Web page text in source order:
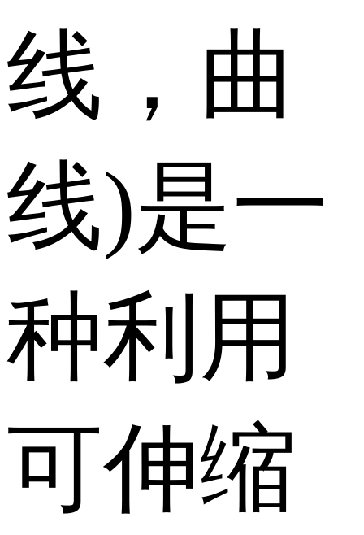
线，曲
线)是一
种利用
可伸缩